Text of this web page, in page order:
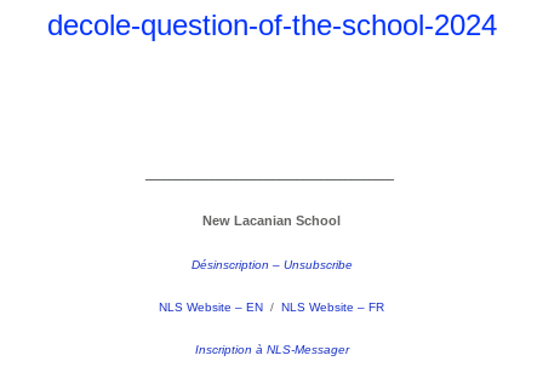
decole-question-of-the-school-2024
–––––––––––––––––––––––––––––––––––––––––
New Lacanian School
Désinscription – Unsubscribe
NLS Website – EN / NLS Website – FR
Inscription à NLS-Messager